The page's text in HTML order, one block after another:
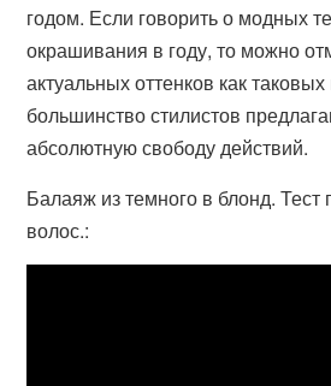
годом. Если говорить о модных
окрашивания в году, то можно
актуальных оттенков как
большинство стилистов
абсолютную свободу действий.
Балаяж из темного в блонд. Тест
волос.: